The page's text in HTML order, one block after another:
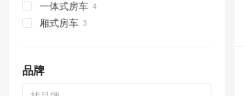
一体式房车
厢式房车
品牌